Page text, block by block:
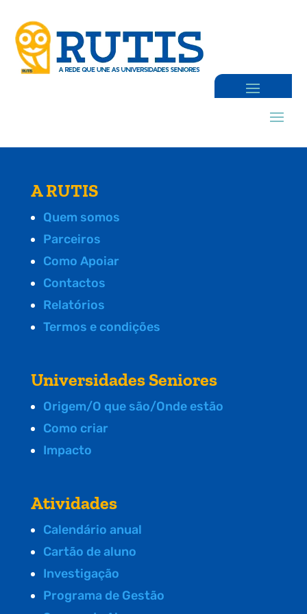
A RUTIS
Quem somos
Parceiros
Como Apoiar
Contactos
Relatórios
Termos e condições
Universidades Seniores
Origem/O que são/Onde estão
Como criar
Impacto
Atividades
Calendário anual
Cartão de aluno
Investigação
Programa de Gestão